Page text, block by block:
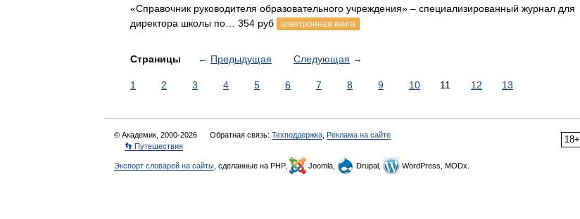
«Справочник руководителя образовательного учреждения» – специализированный журнал для
директора школы по… 354 руб
электронная книга
Страницы ← Предыдущая Следующая →
1 2 3 4 5 6 7 8 9 10 11 12 13
18+
© Академик, 2000-2026 Обратная связь: Техподдержка Реклама на сайте
👣 Путешествия
Экспорт словарей на сайты , сделанные на PHP, Joomla, Drupal, WordPress, MODx.